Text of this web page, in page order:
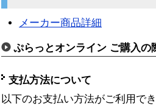
メーカー商品詳細
ぷらっとオンライン ご購入の
支払方法について
以下のお支払い方法がご利用で